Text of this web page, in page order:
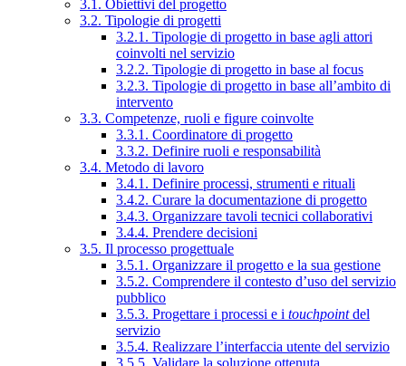
3.1. Obiettivi del progetto
3.2. Tipologie di progetti
3.2.1. Tipologie di progetto in base agli attori
coinvolti nel servizio
3.2.2. Tipologie di progetto in base al focus
3.2.3. Tipologie di progetto in base all’ambito di
intervento
3.3. Competenze, ruoli e figure coinvolte
3.3.1. Coordinatore di progetto
3.3.2. Definire ruoli e responsabilità
3.4. Metodo di lavoro
3.4.1. Definire processi, strumenti e rituali
3.4.2. Curare la documentazione di progetto
3.4.3. Organizzare tavoli tecnici collaborativi
3.4.4. Prendere decisioni
3.5. Il processo progettuale
3.5.1. Organizzare il progetto e la sua gestione
3.5.2. Comprendere il contesto d’uso del servizio
pubblico
3.5.3. Progettare i processi e i touchpointdel
servizio
3.5.4. Realizzare l’interfaccia utente del servizio
3.5.5. Validare la soluzione ottenuta